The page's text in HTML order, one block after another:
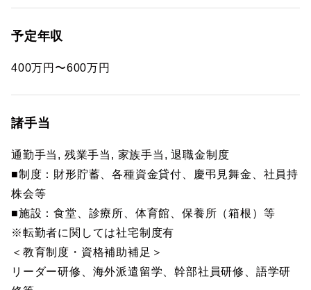
予定年収
400万円〜600万円
諸手当
通勤手当, 残業手当, 家族手当, 退職金制度
■制度：財形貯蓄、各種資金貸付、慶弔見舞金、社員持
株会等
■施設：食堂、診療所、体育館、保養所（箱根）等
※転勤者に関しては社宅制度有
＜教育制度・資格補助補足＞
リーダー研修、海外派遣留学、幹部社員研修、語学研